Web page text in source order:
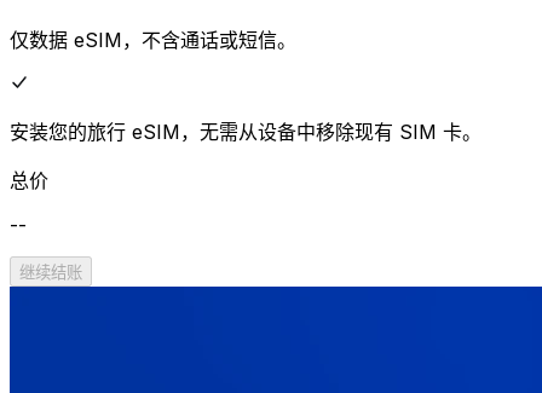
仅数据 eSIM，不含通话或短信。
安装您的旅行 eSIM，无需从设备中移除现有 SIM 卡。
总价
--
继续结账